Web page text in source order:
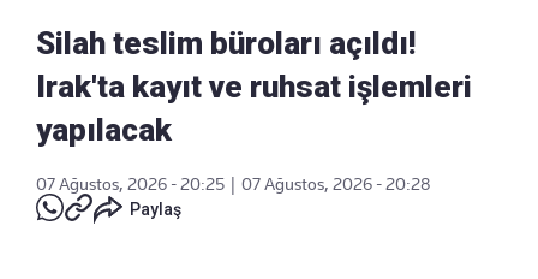
Silah teslim büroları açıldı!
Irak'ta kayıt ve ruhsat işlemleri
yapılacak
07 Ağustos, 2026 - 20:25
07 Ağustos, 2026 - 20:28
Paylaş